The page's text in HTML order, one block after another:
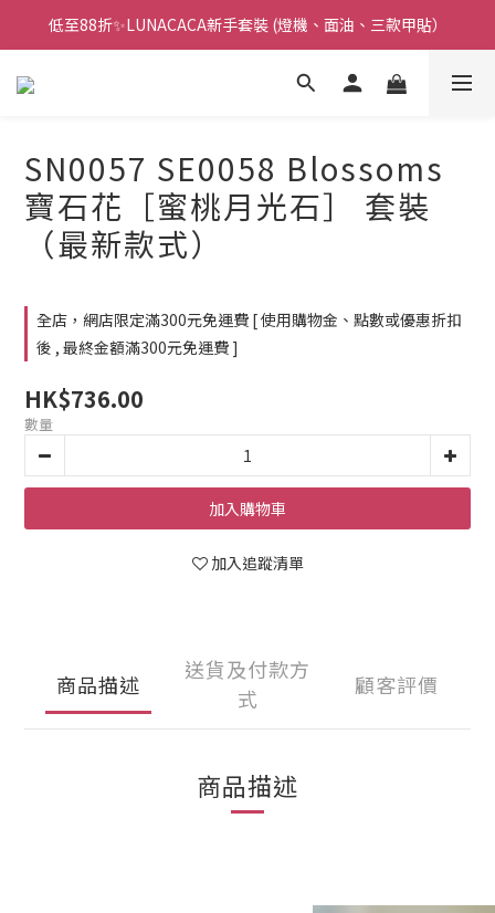
🌟指甲油新手入門優惠🌟低至85折
低至88折✨LUNACACA新手套裝 (燈機、面油、三款甲貼）
🌟指甲油新手入門優惠🌟低至85折
SN0057 SE0058 Blossoms
寶石花［蜜桃月光石］ 套裝
（最新款式）
全店，網店限定滿300元免運費 [ 使用購物金、點數或優惠折扣
後 , 最終金額滿300元免運費 ]
HK$736.00
數量
加入購物車
加入追蹤清單
商品描述
送貨及付款方
式
顧客評價
商品描述